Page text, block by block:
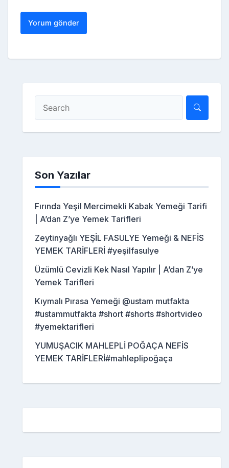
Son Yazılar
Fırında Yeşil Mercimekli Kabak Yemeği Tarifi
| A’dan Z’ye Yemek Tarifleri
Zeytinyağlı YEŞİL FASULYE Yemeği & NEFİS
YEMEK TARİFLERİ #yeşilfasulye
Üzümlü Cevizli Kek Nasıl Yapılır | A’dan Z’ye
Yemek Tarifleri
Kıymalı Pırasa Yemeği @ustam mutfakta
#ustammutfakta #short #shorts #shortvideo
#yemektarifleri
YUMUŞACIK MAHLEPLİ POĞAÇA NEFİS
YEMEK TARİFLERİ#mahleplipoğaça